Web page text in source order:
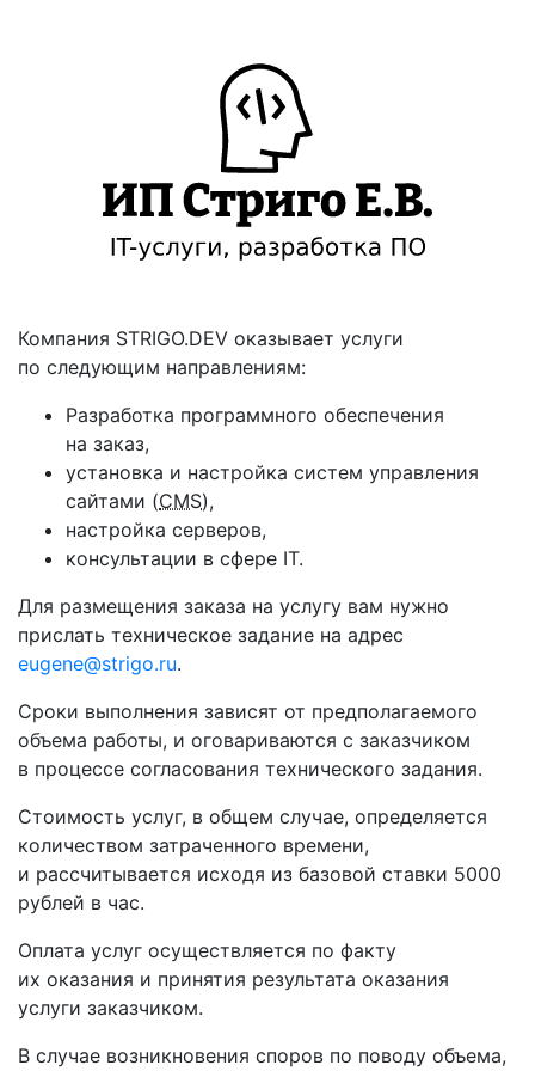
Компания STRIGO.DEV оказывает услуги
по следующим направлениям:
Разработка программного обеспечения
на заказ,
установка и настройка систем управления
сайтами (CMS),
настройка серверов,
консультации в сфере IT.
Для размещения заказа на услугу вам нужно
прислать техническое задание на адрес
eugene@strigo.ru.
Сроки выполнения зависят от предполагаемого
объема работы, и оговариваются с заказчиком
в процессе согласования технического задания.
Стоимость услуг, в общем случае, определяется
количеством затраченного времени,
и рассчитывается исходя из базовой ставки 5000
рублей в час.
Оплата услуг осуществляется по факту
их оказания и принятия результата оказания
услуги заказчиком.
В случае возникновения споров по поводу объема,